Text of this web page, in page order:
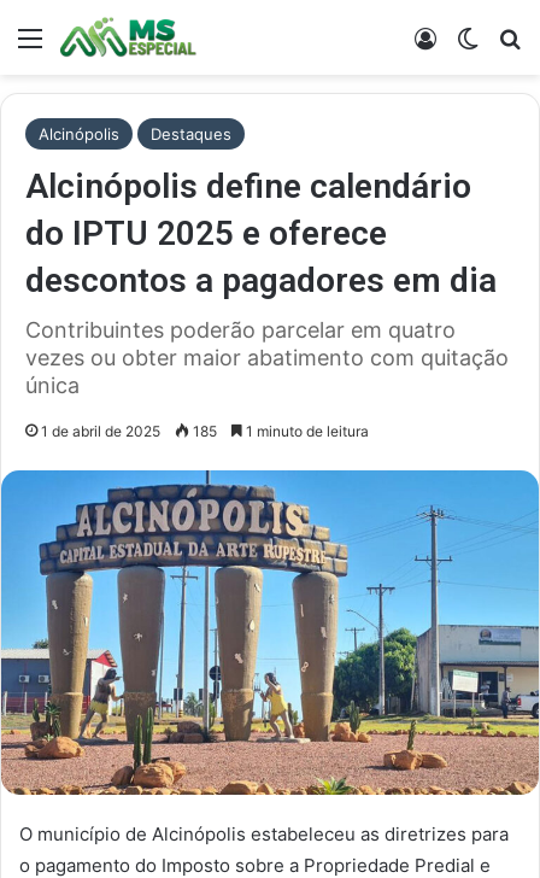
Menu Entrar
Alcinópolis Destaques
Alcinópolis define calendário
do IPTU 2025 e oferece
descontos a pagadores em dia
Contribuintes poderão parcelar em quatro
vezes ou obter maior abatimento com quitação
única
1 de abril de 2025 185 1 minuto de leitura
O município de Alcinópolis estabeleceu as diretrizes para
o pagamento do Imposto sobre a Propriedade Predial e